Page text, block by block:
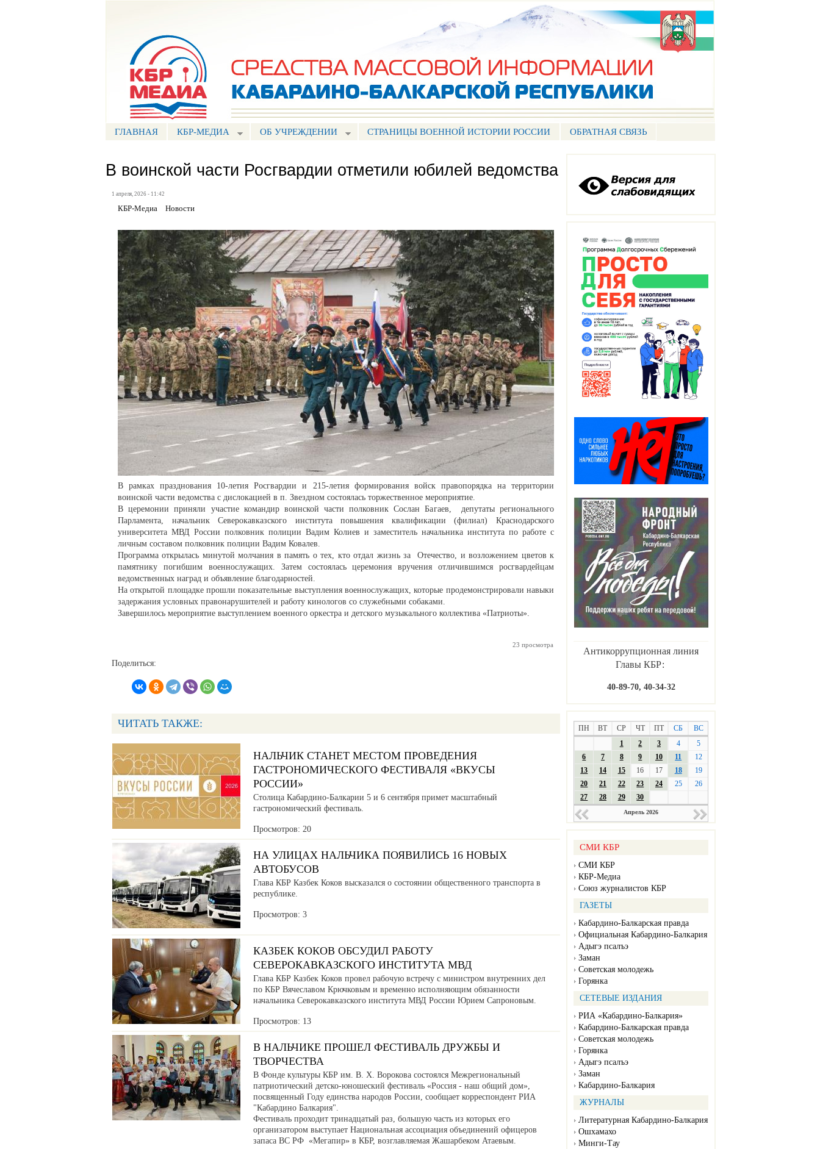
ГЛАВНАЯ КБР-МЕДИА ОБ УЧРЕЖДЕНИИ СТРАНИЦЫ ВОЕННОЙ ИСТОРИИ РОССИИ ОБРАТНАЯ СВЯЗЬ
Антикоррупционная линия
Главы КБР:
40-89-70, 40-34-32
ПН ВТ СР ЧТ ПТ СБ
ВС
1
2 3 4
5
6
7 8 9 10 11
12
13
14 15 16 17 18
19
20
21 22 23 24 25
26
27
28 29 30
Апрель 2026
СМИ КБР
СМИ КБР
КБР-Медиа
Союз журналистов КБР
ГАЗЕТЫ
Кабардино-Балкарская правда
Официальная Кабардино-Балкария
Адыгэ псалъэ
Заман
Советская молодежь
Горянка
СЕТЕВЫЕ ИЗДАНИЯ
РИА «Кабардино-Балкария»
Кабардино-Балкарская правда
Советская молодежь
Горянка
Адыгэ псалъэ
Заман
Кабардино-Балкария
ЖУРНАЛЫ
Литературная Кабардино-Балкария
Ошхамахо
Минги-Тау
В воинской части Росгвардии отметили юбилей ведомства
1 апреля, 2026 - 11:42
КБР-Медиа Новости
В рамках празднования 10-летия Росгвардии и 215-летия формирования войск правопорядка на территории
воинской части ведомства с дислокацией в п. Звездном состоялась торжественное мероприятие.
В церемонии приняли участие командир воинской части полковник Сослан Багаев, депутаты регионального
Парламента, начальник Северокавказского института повышения квалификации (филиал) Краснодарского
университета МВД России полковник полиции Вадим Колиев и заместитель начальника института по работе с
личным составом полковник полиции Вадим Ковалев.
Программа открылась минутой молчания в память о тех, кто отдал жизнь за Отечество, и возложением цветов к
памятнику погибшим военнослужащих. Затем состоялась церемония вручения отличившимся росгвардейцам
ведомственных наград и объявление благодарностей.
На открытой площадке прошли показательные выступления военнослужащих, которые продемонстрировали навыки
задержания условных правонарушителей и работу кинологов со служебными собаками.
Завершилось мероприятие выступлением военного оркестра и детского музыкального коллектива «Патриоты».
23 просмотра
Поделиться:
ЧИТАТЬ ТАКЖЕ:
НАЛЬЧИК СТАНЕТ МЕСТОМ ПРОВЕДЕНИЯ
ГАСТРОНОМИЧЕСКОГО ФЕСТИВАЛЯ «ВКУСЫ
РОССИИ»
Столица Кабардино-Балкарии 5 и 6 сентября примет масштабный
гастрономический фестиваль.
Просмотров: 20
НА УЛИЦАХ НАЛЬЧИКА ПОЯВИЛИСЬ 16 НОВЫХ
АВТОБУСОВ
Глава КБР Казбек Коков высказался о состоянии общественного транспорта в
республике.
Просмотров: 3
КАЗБЕК КОКОВ ОБСУДИЛ РАБОТУ
СЕВЕРОКАВКАЗСКОГО ИНСТИТУТА МВД
Глава КБР Казбек Коков провел рабочую встречу с министром внутренних дел
по КБР Вячеславом Крючковым и временно исполняющим обязанности
начальника Северокавказского института МВД России Юрием Сапроновым.
Просмотров: 13
В НАЛЬЧИКЕ ПРОШЕЛ ФЕСТИВАЛЬ ДРУЖБЫ И
ТВОРЧЕСТВА
В Фонде культуры КБР им. В. Х. Ворокова состоялся Межрегиональный
патриотический детско-юношеский фестиваль «Россия - наш общий дом»,
посвященный Году единства народов России, сообщает корреспондент РИА
"Кабардино Балкария".
Фестиваль проходит тринадцатый раз, большую часть из которых его
организатором выступает Национальная ассоциация объединений офицеров
запаса ВС РФ «Мегапир» в КБР, возглавляемая Жашарбеком Атаевым.